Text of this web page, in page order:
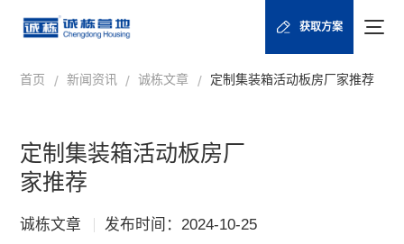
获取方案
首页 / 新闻资讯 / 诚栋文章 / 定制集装箱活动板房厂家推荐
定制集装箱活动板房厂
家推荐
诚栋文章
发布时间：2024-10-25